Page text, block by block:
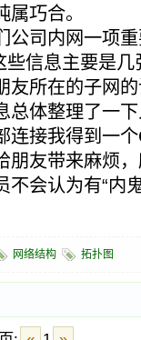
巧合。
公司内网一项
信息主要是
友所在的子网
体整理了一下
连接我得到一
朋友带来麻烦
会认为有“内
网络结构 拓扑图